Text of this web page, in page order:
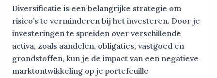
Diversificatie is een belangrijke strategie om
risico’s te verminderen bij het investeren. Door je
investeringen te spreiden over verschillende
activa, zoals aandelen, obligaties, vastgoed en
grondstoffen, kun je de impact van een negatieve
marktontwikkeling op je portefeuille